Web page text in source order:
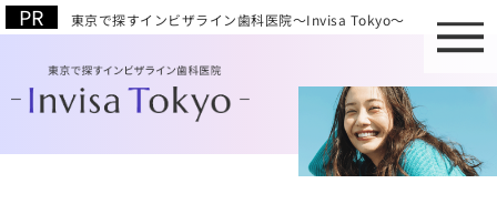
東京で探すインビザライン歯科医院～Invisa Tokyo～